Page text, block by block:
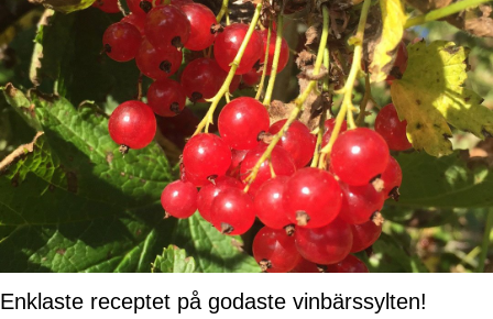
Enklaste receptet på godaste vinbärssylten!